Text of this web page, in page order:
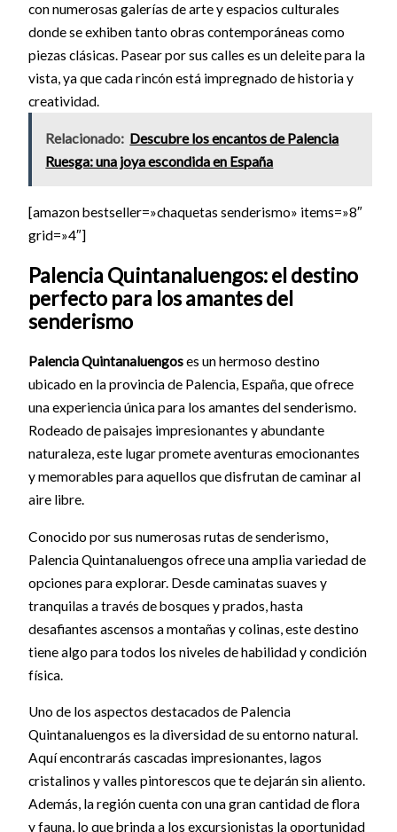
con numerosas galerías de arte y espacios culturales
donde se exhiben tanto obras contemporáneas como
piezas clásicas. Pasear por sus calles es un deleite para la
vista, ya que cada rincón está impregnado de historia y
creatividad.
Relacionado: Descubre los encantos de Palencia
Ruesga: una joya escondida en España
[amazon bestseller=»chaquetas senderismo» items=»8″
grid=»4″]
Palencia Quintanaluengos: el destino
perfecto para los amantes del
senderismo
Palencia Quintanaluengoses un hermoso destino
ubicado en la provincia de Palencia, España, que ofrece
una experiencia única para los amantes del senderismo.
Rodeado de paisajes impresionantes y abundante
naturaleza, este lugar promete aventuras emocionantes
y memorables para aquellos que disfrutan de caminar al
aire libre.
Conocido por sus numerosas rutas de senderismo,
Palencia Quintanaluengos ofrece una amplia variedad de
opciones para explorar. Desde caminatas suaves y
tranquilas a través de bosques y prados, hasta
desafiantes ascensos a montañas y colinas, este destino
tiene algo para todos los niveles de habilidad y condición
física.
Uno de los aspectos destacados de Palencia
Quintanaluengos es la diversidad de su entorno natural.
Aquí encontrarás cascadas impresionantes, lagos
cristalinos y valles pintorescos que te dejarán sin aliento.
Además, la región cuenta con una gran cantidad de flora
y fauna, lo que brinda a los excursionistas la oportunidad